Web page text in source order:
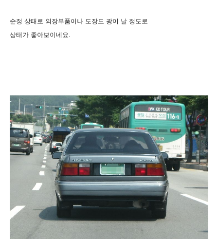
순정 상태로 외장부품이나 도장도 광이 날 정도로
상태가 좋아보이네요.